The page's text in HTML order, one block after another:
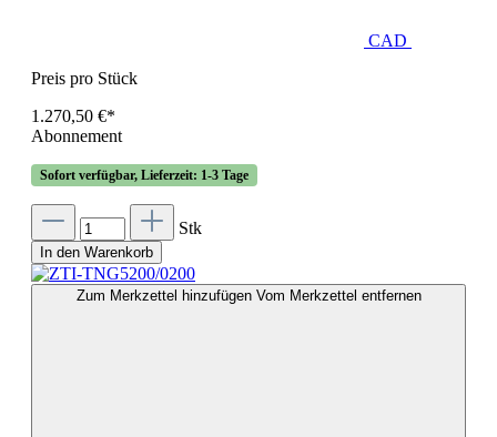
CAD
Preis pro Stück
1.270,50 €*
Abonnement
Sofort verfügbar, Lieferzeit: 1-3 Tage
Stk
In den Warenkorb
Zum Merkzettel hinzufügen Vom Merkzettel entfernen